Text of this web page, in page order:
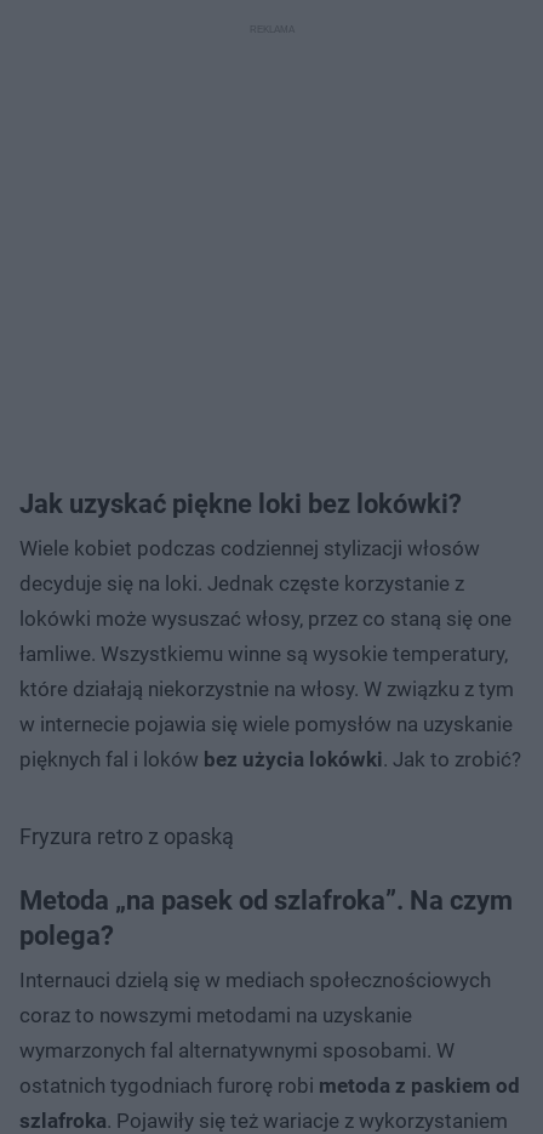
Jak uzyskać piękne loki bez lokówki?
Wiele kobiet podczas codziennej stylizacji włosów
decyduje się na loki. Jednak częste korzystanie z
lokówki może wysuszać włosy, przez co staną się one
łamliwe. Wszystkiemu winne są wysokie temperatury,
które działają niekorzystnie na włosy. W związku z tym
w internecie pojawia się wiele pomysłów na uzyskanie
pięknych fal i loków bez użycia lokówki. Jak to zrobić?
Fryzura retro z opaską
Metoda „na pasek od szlafroka”. Na czym
polega?
Internauci dzielą się w mediach społecznościowych
coraz to nowszymi metodami na uzyskanie
wymarzonych fal alternatywnymi sposobami. W
ostatnich tygodniach furorę robi metoda z paskiem od
szlafroka. Pojawiły się też wariacje z wykorzystaniem